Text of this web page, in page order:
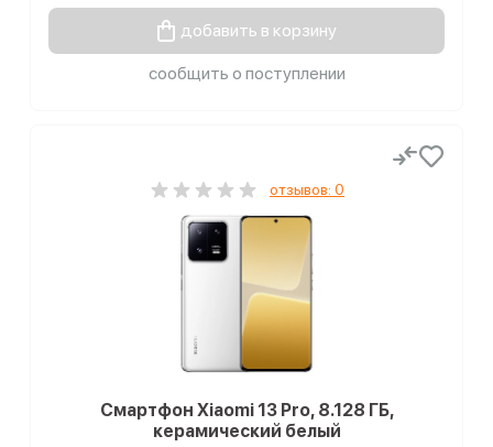
добавить в корзину
сообщить о поступлении
отзывов: 0
Смартфон Xiaomi 13 Pro, 8.128 ГБ,
керамический белый